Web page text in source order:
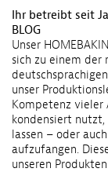
Ihr betreibt seit
BLOG
Unser
sich zu einem der
unser
Kompetenz vieler
kondensiert nutzt,
lassen – oder
aufzufangen.
unseren